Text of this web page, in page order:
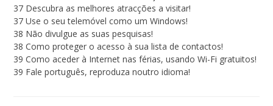
37 Descubra as melhores atracções a visitar!
37 Use o seu telemóvel como um Windows!
38 Não divulgue as suas pesquisas!
38 Como proteger o acesso à sua lista de contactos!
39 Como aceder à Internet nas férias, usando Wi-Fi gratuitos!
39 Fale português, reproduza noutro idioma!